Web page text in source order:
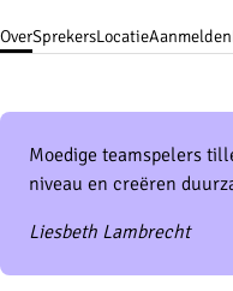
OverSprekersLocatieAanmelden
Moedige teamspelers
niveau en creëren
Liesbeth Lambrecht